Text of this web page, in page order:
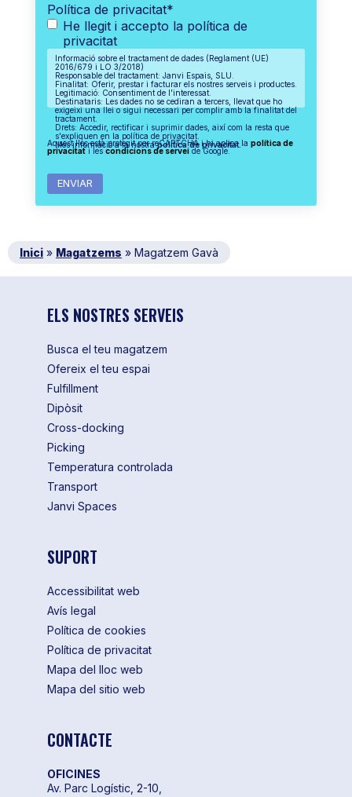
Política de privacitat*
He llegit i accepto la política de
privacitat
Informació sobre el tractament de dades (Reglament (UE)
2016/679 i LO 3/2018)
Responsable del tractament: Janvi Espais, SLU.
Finalitat: Oferir, prestar i facturar els nostres serveis i productes.
Legitimació: Consentiment de l'interessat.
Destinataris: Les dades no se cediran a tercers, llevat que ho
exigeixi una llei o sigui necessari per complir amb la finalitat del
tractament.
Drets: Accedir, rectificar i suprimir dades, així com la resta que
s'expliquen en la política de privacitat.
Més informació a la nostrapolítica de privacitat.
Aquest lloc està protegit per reCAPTCHA i hi aplica la política de
privacitati lescondicions de serveide Google.
Inici » Magatzems » Magatzem Gavà
ELS NOSTRES SERVEIS
Busca el teu magatzem
Ofereix el teu espai
Fulfillment
Dipòsit
Cross-docking
Picking
Temperatura controlada
Transport
Janvi Spaces
SUPORT
Accessibilitat web
Avís legal
Política de cookies
Política de privacitat
Mapa del lloc web
Mapa del sitio web
CONTACTE
OFICINES
Av. Parc Logístic, 2-10,